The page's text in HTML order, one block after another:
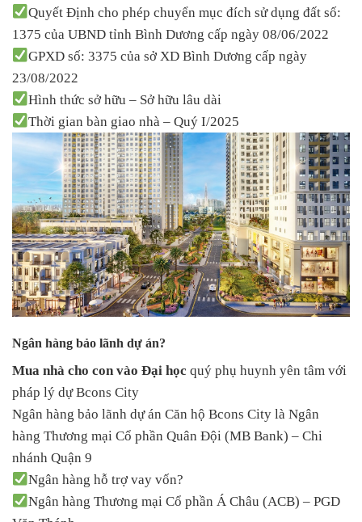
Quyết Định cho phép chuyển mục đích sử dụng đất số:
1375 của UBND tỉnh Bình Dương cấp ngày 08/06/2022
GPXD số: 3375 của sở XD Bình Dương cấp ngày
23/08/2022
Hình thức sở hữu – Sở hữu lâu dài
Thời gian bàn giao nhà – Quý I/2025
Ngân hàng bảo lãnh dự án?
Mua nhà cho con vào Đại học quý phụ huynh yên tâm với
pháp lý dự Bcons City
Ngân hàng bảo lãnh dự án Căn hộ Bcons City là Ngân
hàng Thương mại Cổ phần Quân Đội (MB Bank) – Chi
nhánh Quận 9
Ngân hàng hỗ trợ vay vốn?
Ngân hàng Thương mại Cổ phần Á Châu (ACB) – PGD